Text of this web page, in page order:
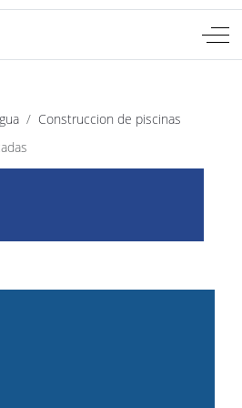
Off-
Construccion de piscinas